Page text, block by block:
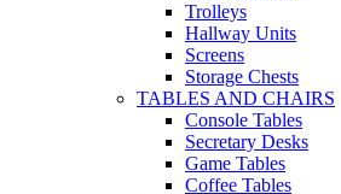
Trolleys
Hallway Units
Screens
Storage Chests
TABLES AND CHAIRS
Console Tables
Secretary Desks
Game Tables
Coffee Tables